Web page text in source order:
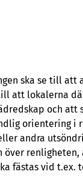
ska se till att
att lokalerna
och att
orientering i
andra
renligheten,
fästas vid t.ex.